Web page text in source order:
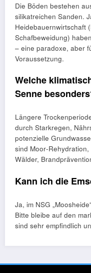
Die Böden bestehen
silikatreichen Sanden.
Heidebauernwirtschaft
Schafbeweidung)
– eine paradoxe, aber
Voraussetzung.
Welche
Senne
Längere
durch Starkregen,
potenzielle
sind
Wälder,
Kann ich die
Ja, im NSG
Bitte bleibe auf den
sind sehr empfindlich